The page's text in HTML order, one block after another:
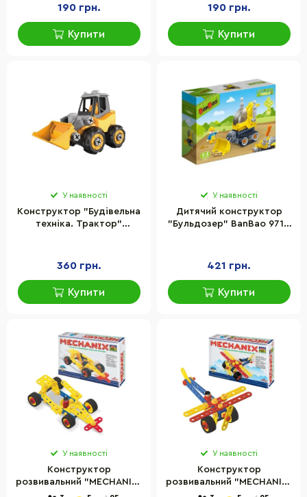
190 грн.
Купити
190 грн.
Купити
У наявності
Конструктор "Будівельна
техніка. Трактор"
360 грн.
Купити
У наявності
Дитячий конструктор
"Бульдозер" BanBao 9711,
421 грн.
Купити
У наявності
Конструктор
розвивальний "MECHANIX"
Авто №2 Zephyr 02002, 81
У наявності
Конструктор
розвивальний "MECHANIX"
Літак №2 Zephyr 02005,